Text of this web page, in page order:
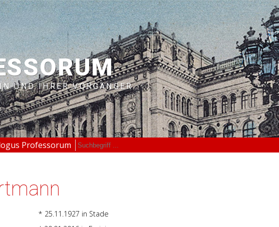
UND IHRER VORGÄNGER
Professorum
* 25.11.1927 in Stade